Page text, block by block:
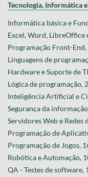
Tecnologia, Informática
Informática básica e
Excel, Word, LibreOffice
Programação Front-End,
Linguagens de
Hardware e Suporte de
Lógica de programação,
Inteligência Artificial e
Segurança da
Servidores Web e Redes
Programação de
Programação de Jogos,
Robótica e Automação,
QA - Testes de software,